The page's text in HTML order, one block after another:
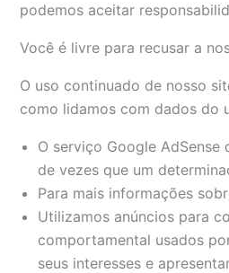
podemos aceitar
Você é livre para recusar a
O uso continuado de nosso
como lidamos com dados do
O serviço Google
de vezes que um
Para mais informações
Utilizamos anúncios para
comportamental usados
seus interesses e